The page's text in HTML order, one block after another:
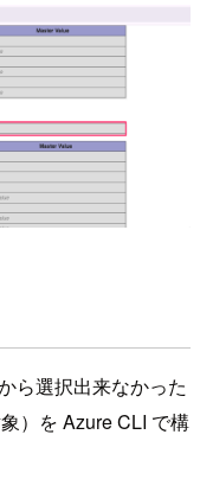
ら選択出来なかった
）を Azure CLI で構